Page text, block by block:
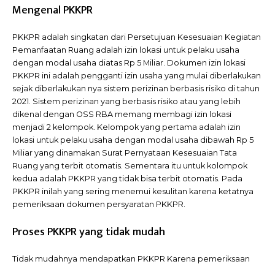
Mengenal PKKPR
PKKPR adalah singkatan dari Persetujuan Kesesuaian Kegiatan
Pemanfaatan Ruang adalah izin lokasi untuk pelaku usaha
dengan modal usaha diatas Rp 5 Miliar. Dokumen izin lokasi
PKKPR ini adalah pengganti izin usaha yang mulai diberlakukan
sejak diberlakukan nya sistem perizinan berbasis risiko di tahun
2021. Sistem perizinan yang berbasis risiko atau yang lebih
dikenal dengan OSS RBA memang membagi izin lokasi
menjadi 2 kelompok. Kelompok yang pertama adalah izin
lokasi untuk pelaku usaha dengan modal usaha dibawah Rp 5
Miliar yang dinamakan Surat Pernyataan Kesesuaian Tata
Ruang yang terbit otomatis. Sementara itu untuk kolompok
kedua adalah PKKPR yang tidak bisa terbit otomatis. Pada
PKKPR inilah yang sering menemui kesulitan karena ketatnya
pemeriksaan dokumen persyaratan PKKPR.
Proses PKKPR yang tidak mudah
Tidak mudahnya mendapatkan PKKPR Karena pemeriksaan